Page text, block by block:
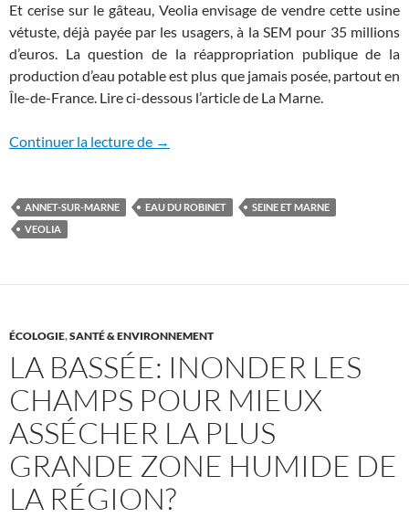
Et cerise sur le gâteau, Veolia envisage de vendre cette usine
vétuste, déjà payée par les usagers, à la SEM pour 35 millions
d’euros. La question de la réappropriation publique de la
production d’eau potable est plus que jamais posée, partout en
Île-de-France. Lire ci-dessous l’article de La Marne.
Continuer la lecture de Annet-sur-Marne (77) : concession à
→
ANNET-SUR-MARNE EAU DU ROBINET
SEINE ET MARNE
VEOLIA
ÉCOLOGIE,SANTÉ & ENVIRONNEMENT
LA BASSÉE: INONDER LES
CHAMPS POUR MIEUX
ASSÉCHER LA PLUS
GRANDE ZONE HUMIDE DE
LA RÉGION?